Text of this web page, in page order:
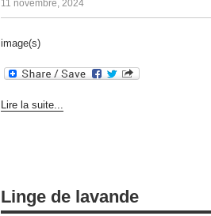
11 novembre, 2024
image(s)
Lire la suite...
Linge de lavande